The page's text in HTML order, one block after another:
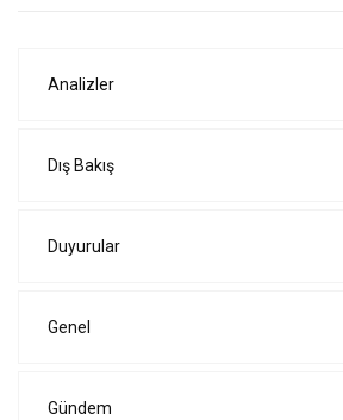
Analizler
Dış Bakış
Duyurular
Genel
Gündem